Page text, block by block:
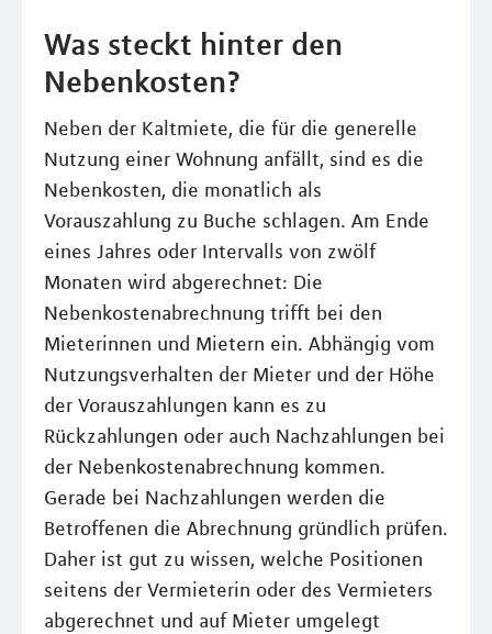
Was steckt hinter den
Nebenkosten?
Neben der Kaltmiete, die für die generelle
Nutzung einer Wohnung anfällt, sind es die
Nebenkosten, die monatlich als
Vorauszahlung zu Buche schlagen. Am Ende
eines Jahres oder Intervalls von zwölf
Monaten wird abgerechnet: Die
Nebenkostenabrechnung trifft bei den
Mieterinnen und Mietern ein. Abhängig vom
Nutzungsverhalten der Mieter und der Höhe
der Vorauszahlungen kann es zu
Rückzahlungen oder auch Nachzahlungen bei
der Nebenkostenabrechnung kommen.
Gerade bei Nachzahlungen werden die
Betroffenen die Abrechnung gründlich prüfen.
Daher ist gut zu wissen, welche Positionen
seitens der Vermieterin oder des Vermieters
abgerechnet und auf Mieter umgelegt